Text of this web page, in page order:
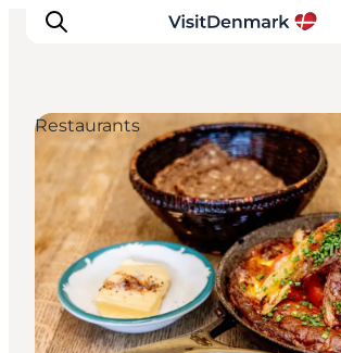
Inspirations
Destinations
Quoi faire
Hébergements
Planifiez votre voyage
Restaurants